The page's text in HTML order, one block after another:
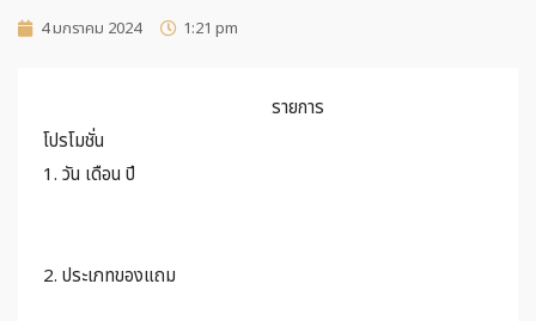
4 มกราคม 2024 1:21 pm
รายการ
โปรโมชั่น
1. วัน เดือน ปี
2. ประเภทของแถม